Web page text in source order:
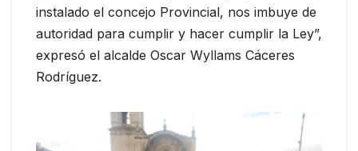
instalado el concejo Provincial, nos imbuye de
autoridad para cumplir y hacer cumplir la Ley”,
expresó el alcalde Oscar Wyllams Cáceres
Rodríguez.